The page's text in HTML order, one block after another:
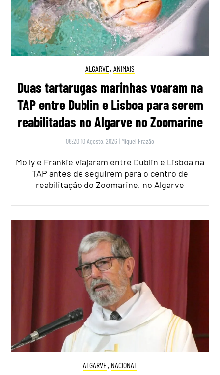
ALGARVE, ANIMAIS
Duas tartarugas marinhas voaram na
TAP entre Dublin e Lisboa para serem
reabilitadas no Algarve no Zoomarine
08:20 10 Agosto, 2026 | Miguel Frazão
Molly e Frankie viajaram entre Dublin e Lisboa na
TAP antes de seguirem para o centro de
reabilitação do Zoomarine, no Algarve
ALGARVE, NACIONAL